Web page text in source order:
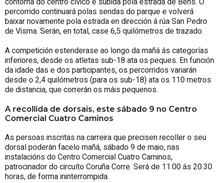
percorrido continuará polas sendas do parque e volverá
baixar novamente pola estrada en dirección á rúa San Pedro
de Visma. Serán, en total, case 6,5 quilómetros de trazado.
A competición estenderase ao longo da mañá ás categorías
inferiores, desde os atletas sub-18 ata os peques. En función
da idade das e dos participantes, os percorridos variarán
desde o 2,4 quilómetros (para os sub-18) ata os 110 metros
de distancia, que correrán os máis pequenos.
A recollida de dorsais, este sábado 9 no Centro
Comercial Cuatro Caminos
As persoas inscritas na carreira que precisen recoller o seu
dorsal poderán facelo mañá, sábado 9 de maio, nas
instalacións do Centro Comercial Cuatro Caminos,
patrocinador do circuíto Coruña Corre. Será de 11.00 ás 20.30
horas, de forma ininterrompida.